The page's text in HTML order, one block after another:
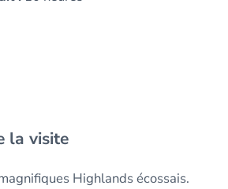
la visite
Highlands écossais.